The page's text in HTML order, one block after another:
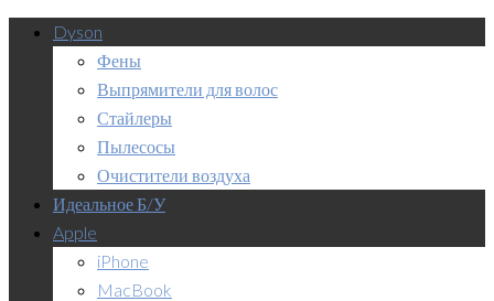
Dyson
Фены
Выпрямители для волос
Стайлеры
Пылесосы
Очистители воздуха
Идеальное Б/У
Apple
iPhone
MacBook